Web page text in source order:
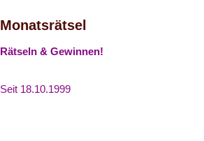
Monatsrätsel
Rätseln & Gewinnen!
Seit 18.10.1999